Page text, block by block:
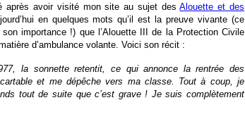
après avoir visité mon site au sujet desAlouette et des
en quelques mots qu’il est la preuve vivante (ce
importance !) que l’Alouette III de la Protection Civile
d’ambulance volante. Voici son récit :
la sonnette retentit, ce qui annonce la rentrée des
et me dépêche vers ma classe. Tout à coup, je
tout de suite que c’est grave ! Je suis complètement